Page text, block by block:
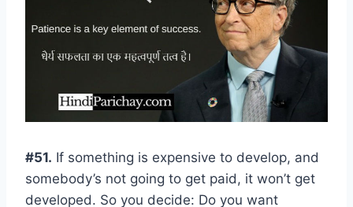
#51. If something is expensive to develop, and
somebody’s not going to get paid, it won’t get
developed. So you decide: Do you want